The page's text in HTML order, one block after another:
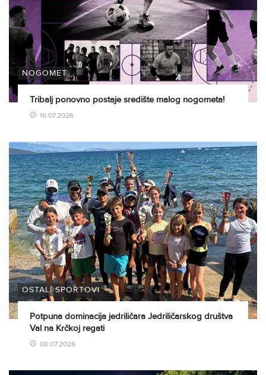
NOGOMET
Tribalj ponovno postaje središte malog nogometa!
16.07.2026
OSTALI SPORTOVI
Potpuna dominacija jedriličara Jedriličarskog društva
Val na Krčkoj regati
08.07.2026